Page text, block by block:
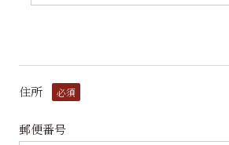
住所 必須
郵便番号